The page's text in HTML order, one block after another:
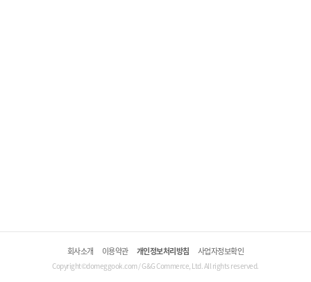
회사소개 이용약관 개인정보처리방침 사업자정보확인
Copyright©domeggook.com / G&G Commerce, Ltd. All rights reserved.